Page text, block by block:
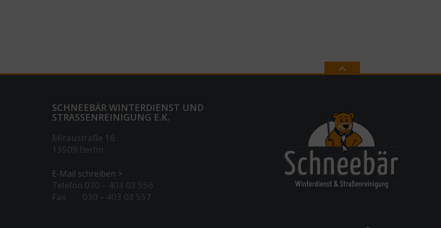
SCHNEEBÄR WINTERDIENST UND
STRASSENREINIGUNG E.K.
Miraustraße 16
13509 Berlin
E-Mail schreiben >
Telefon 030 – 403 03 556
Fax 030 – 403 03 557